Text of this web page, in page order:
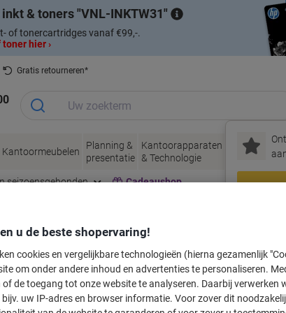
inkt & toners VNL-INKTW31
of tonercartridges vanaf €99,-.
hier ›
Gratis retourneren*
Kantoormeubelen
Planning &
presentatie
Kantoorapparaten
& Technologie
Inkt &
Toner
&
seizoensgebonden Cadeaushop
voor uw printer
Kies merk, reeks en model uit de opties hieronder
u de beste shopervaring!
cookies en vergelijkbare technologieën (hierna gezamenlijk
om onder andere inhoud en advertenties te personaliseren.
of de toegang tot onze website te analyseren. Daarbij verwerken
bijv. uw IP-adres en browser informatie. Voor zover dit